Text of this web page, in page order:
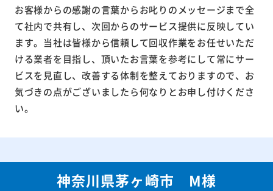
お客様からの感謝の言葉からお叱りのメッセージまで全
て社内で共有し、次回からのサービス提供に反映してい
ます。当社は皆様から信頼して回収作業をお任せいただ
ける業者を目指し、頂いたお言葉を参考にして常にサー
ビスを見直し、改善する体制を整えておりますので、お
気づきの点がございましたら何なりとお申し付けくださ
い。
神奈川県茅ヶ崎市 M様